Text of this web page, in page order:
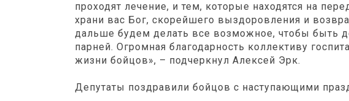
проходят лечение, и тем, которые находятся на
храни вас Бог, скорейшего выздоровления и
дальше будем делать все возможное, чтобы быть
парней. Огромная благодарность коллективу
жизни бойцов», – подчеркнул Алексей Эрк.
Депутаты поздравили бойцов с наступающими